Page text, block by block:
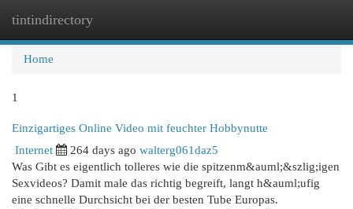
tintindirectory
Home
1
Einzigartiges Online Video mit feuchter Hobbynutte
Internet 264 days ago walterg061daz5
Was Gibt es eigentlich tolleres wie die spitzenm&auml;&szlig;igen
Sexvideos? Damit male das richtig begreift, langt h&auml;ufig
eine schnelle Durchsicht bei der besten Tube Europas.